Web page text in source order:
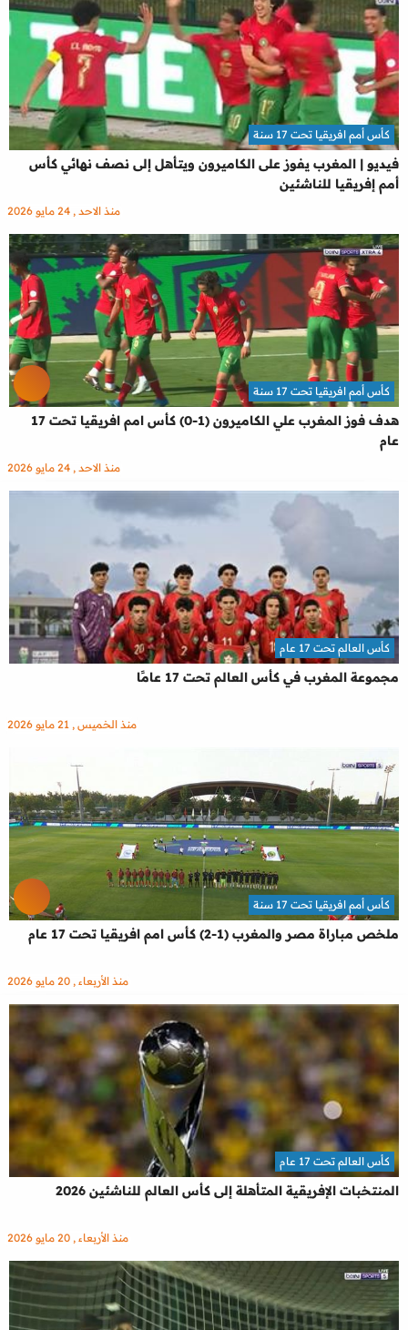
فيديو | المغرب يفوز على الكاميرون ويتأهل إلى نصف نهائي كأس
أمم إفريقيا للناشئين
كأس أمم افريقيا تحت 17 سنة
منذ الاحد , 24 مايو 2026
هدف فوز المغرب علي الكاميرون (1-0) كأس امم افريقيا تحت 17
عام
كأس أمم افريقيا تحت 17 سنة
منذ الاحد , 24 مايو 2026
مجموعة المغرب في كأس العالم تحت 17 عامًا
كأس العالم تحت 17 عام
منذ الخميس , 21 مايو 2026
ملخص مباراة مصر والمغرب (1-2) كأس امم افريقيا تحت 17 عام
كأس أمم افريقيا تحت 17 سنة
منذ الأربعاء , 20 مايو 2026
المنتخبات الإفريقية المتأهلة إلى كأس العالم للناشئين 2026
كأس العالم تحت 17 عام
منذ الأربعاء , 20 مايو 2026